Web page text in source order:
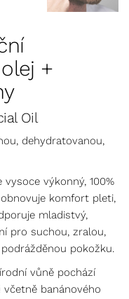
+
Oil
dehydratovanou,
vysoce výkonný, 100%
komfort pleti,
mladistvý,
pro suchou, zralou,
pokožku.
vůně pochází
banánového